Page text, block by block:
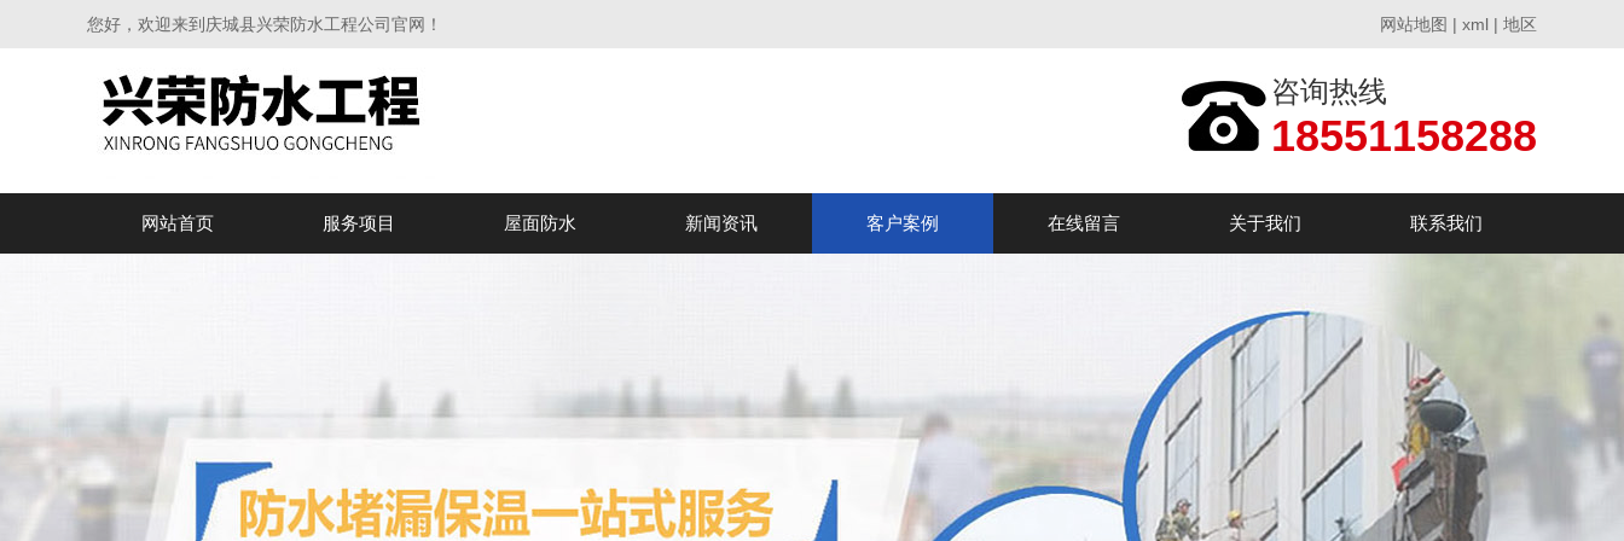
您好，欢迎来到庆城县兴荣防水工程公司官网！ 网站地图 | xml | 地区
咨询热线
18551158288
网站首页 服务项目 屋面防水 新闻资讯 客户案例 在线留言 关于我们 联系我们